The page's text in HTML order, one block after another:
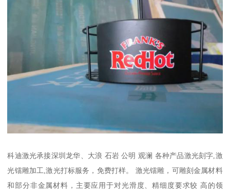
科迪激光承接深圳龙华、大浪 石岩 公明 观澜 各种产品激光刻字,激
光镭雕加工,激光打标服务，免费打样。 激光镭雕，可雕刻金属材料
和部分非金属材料，主要应用于对光滑度、精细度要求较 高的领